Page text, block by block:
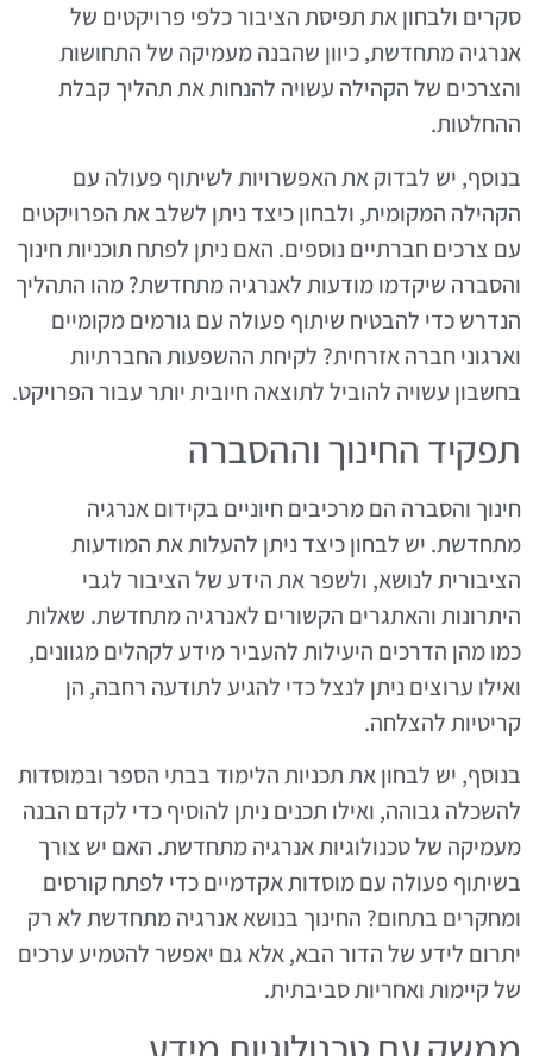
סקרים ולבחון את תפיסת הציבור כלפי פרויקטים של
אנרגיה מתחדשת, כיוון שהבנה מעמיקה של התחושות
והצרכים של הקהילה עשויה להנחות את תהליך קבלת
ההחלטות.
בנוסף, יש לבדוק את האפשרויות לשיתוף פעולה עם
הקהילה המקומית, ולבחון כיצד ניתן לשלב את הפרויקטים
עם צרכים חברתיים נוספים. האם ניתן לפתח תוכניות חינוך
והסברה שיקדמו מודעות לאנרגיה מתחדשת? מהו התהליך
הנדרש כדי להבטיח שיתוף פעולה עם גורמים מקומיים
וארגוני חברה אזרחית? לקיחת ההשפעות החברתיות
בחשבון עשויה להוביל לתוצאה חיובית יותר עבור הפרויקט.
תפקיד החינוך וההסברה
חינוך והסברה הם מרכיבים חיוניים בקידום אנרגיה
מתחדשת. יש לבחון כיצד ניתן להעלות את המודעות
הציבורית לנושא, ולשפר את הידע של הציבור לגבי
היתרונות והאתגרים הקשורים לאנרגיה מתחדשת. שאלות
כמו מהן הדרכים היעילות להעביר מידע לקהלים מגוונים,
ואילו ערוצים ניתן לנצל כדי להגיע לתודעה רחבה, הן
קריטיות להצלחה.
בנוסף, יש לבחון את תכניות הלימוד בבתי הספר ובמוסדות
להשכלה גבוהה, ואילו תכנים ניתן להוסיף כדי לקדם הבנה
מעמיקה של טכנולוגיות אנרגיה מתחדשת. האם יש צורך
בשיתוף פעולה עם מוסדות אקדמיים כדי לפתח קורסים
ומחקרים בתחום? החינוך בנושא אנרגיה מתחדשת לא רק
יתרום לידע של הדור הבא, אלא גם יאפשר להטמיע ערכים
של קיימות ואחריות סביבתית.